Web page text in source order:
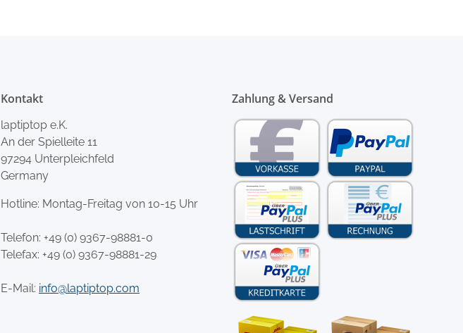
Kontakt
laptiptop e.K.
An der Spielleite 11
97294 Unterpleichfeld
Germany
Hotline: Montag-Freitag von 10-15 Uhr
Telefon: +49 (0) 9367-98881-0
Telefax: +49 (0) 9367-98881-29
E-Mail: info@laptiptop.com
Zahlung & Versand